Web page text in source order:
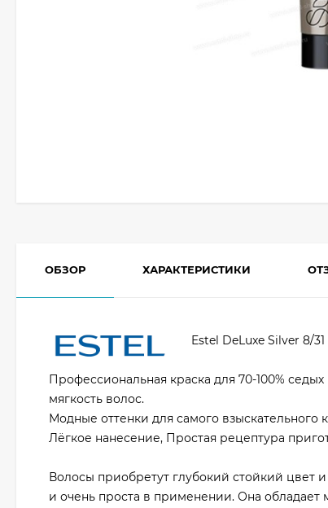
ОБЗОР ХАРАКТЕРИСТИКИ
Estel DeLuxe Silver 8/
Профессиональная краска для 70-100%
мягкость волос.
Модные оттенки для самого взыскательного
Лёгкое нанесение, Простая рецептура
Волосы приобретут глубокий стойкий цвет
и очень проста в применении. Она обладает